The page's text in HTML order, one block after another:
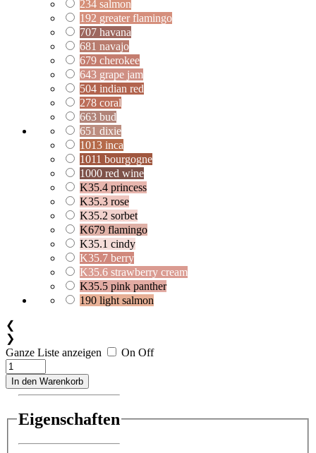
234 salmon
192 greater flamingo
707 havana
681 navajo
679 cherokee
643 grape jam
504 indian red
278 coral
663 bud
651 dixie
1013 inca
1011 bourgogne
1000 red wine
K35.4 princess
K35.3 rose
K35.2 sorbet
K679 flamingo
K35.1 cindy
K35.7 berry
K35.6 strawberry cream
K35.5 pink panther
190 light salmon
❮
❯
Ganze Liste anzeigen
On Off
In den Warenkorb
Eigenschaften